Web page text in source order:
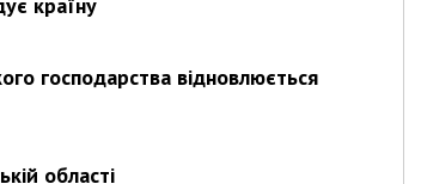
господарства відновлюється
області